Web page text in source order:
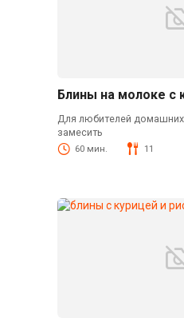
Блины на молоке с
Для любителей
замесить
60 мин. 11